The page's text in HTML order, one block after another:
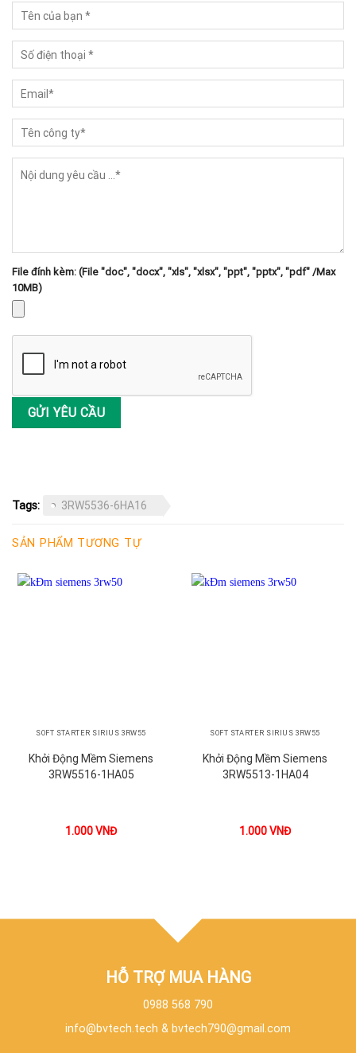
File đính kèm: (File "doc", "docx", "xls", "xlsx", "ppt", "pptx", "pdf" /Max
10MB)
Tags: 3RW5536-6HA16
SẢN PHẨM TƯƠNG TỰ
SOFT STARTER SIRIUS 3RW55
Khởi Động Mềm Siemens
3RW5516-1HA05
1.000VNĐ
SOFT STARTER SIRIUS 3RW55
Khởi Động Mềm Siemens
3RW5513-1HA04
1.000VNĐ
HỖ TRỢ MUA HÀNG
0988 568 790
info@bvtech.tech & bvtech790@gmail.com